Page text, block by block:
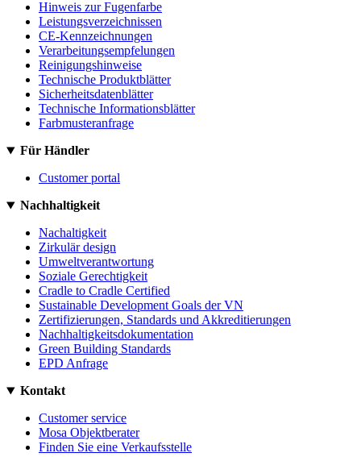
Hinweis zur Fugenfarbe
Leistungsverzeichnissen
CE-Kennzeichnungen
Verarbeitungsempfelungen
Reinigungshinweise
Technische Produktblätter
Sicherheitsdatenblätter
Technische Informationsblätter
Farbmusteranfrage
Für Händler
Customer portal
Nachhaltigkeit
Nachaltigkeit
Zirkulär design
Umweltverantwortung
Soziale Gerechtigkeit
Cradle to Cradle Certified
Sustainable Development Goals der VN
Zertifizierungen, Standards und Akkreditierungen
Nachhaltigkeitsdokumentation
Green Building Standards
EPD Anfrage
Kontakt
Customer service
Mosa Objektberater
Finden Sie eine Verkaufsstelle